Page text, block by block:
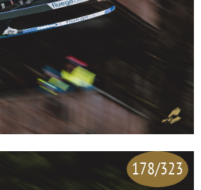
178/323